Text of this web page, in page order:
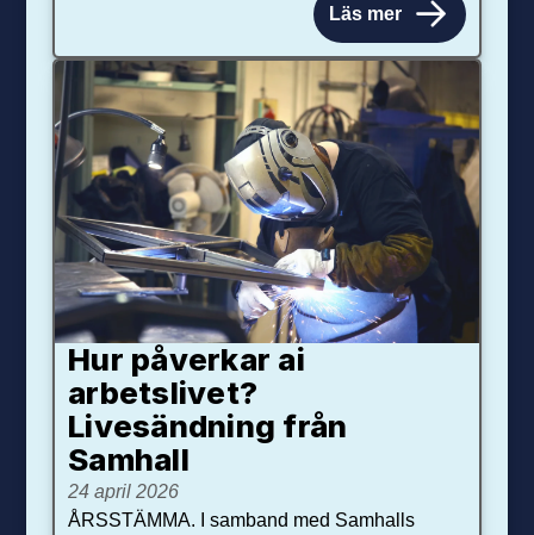
Läs mer
Hur påverkar ai
arbetslivet?
Livesändning från
Samhall
24 april 2026
ÅRSSTÄMMA. I samband med Samhalls